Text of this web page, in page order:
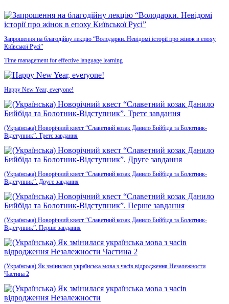
Запрошення на благодійну лекцію “Володарки. Невідомі історії про жінок в епоху
Київської Русі”
Time management for effective language learning
Happy New Year, everyone!
(Українська) Новорічний квест “Славетний козак Данило Бийбіда та Болотник-
Відступник”. Третє завдання
(Українська) Новорічний квест “Славетний козак Данило Бийбіда та Болотник-
Відступник”. Друге завдання
(Українська) Новорічний квест “Славетний козак Данило Бийбіда та Болотник-
Відступник”. Перше завдання
(Українська) Як змінилася українська мова з часів відродження Незалежности
Частина 2